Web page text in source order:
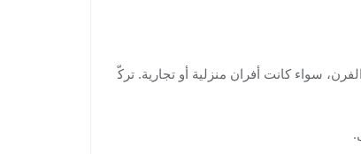
سواء كانت أفران منزلية أو تجارية. تركّ